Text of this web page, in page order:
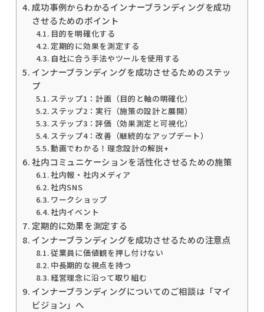
成功事例からわかるインナーブランディングを成功
させるためのポイント
目的を明確化する
定期的に効果を測定する
自社に合う手法やツールを使用する
インナーブランディングを成功させるためのステッ
プ
ステップ1：計画（目的と軸の明確化）
ステップ2：実行（施策の設計と展開）
ステップ3：評価（効果測定と可視化）
ステップ4：改善（継続的なアップデート）
動画でわかる！理念設計の解説+
社内コミュニケーションを活性化させるための施策
社内報・社内メディア
社内SNS
ワークショップ
社内イベント
定期的に効果を測定する
インナーブランディングを成功させるための注意点
従業員に価値観を押し付けない
中長期的な視点を持つ
経営理念に沿って取り組む
インナーブランディングについてのご相談は「マイ
ビジョン」へ